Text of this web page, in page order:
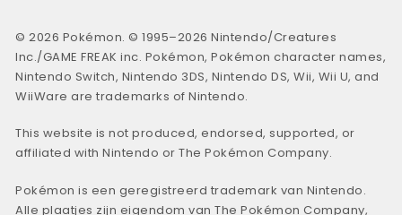
© 2026 Pokémon. © 1995–2026 Nintendo/Creatures
Inc./GAME FREAK inc. Pokémon, Pokémon character names,
Nintendo Switch, Nintendo 3DS, Nintendo DS, Wii, Wii U, and
WiiWare are trademarks of Nintendo.
This website is not produced, endorsed, supported, or
affiliated with Nintendo or The Pokémon Company.
Pokémon is een geregistreerd trademark van Nintendo.
Alle plaatjes zijn eigendom van The Pokémon Company,